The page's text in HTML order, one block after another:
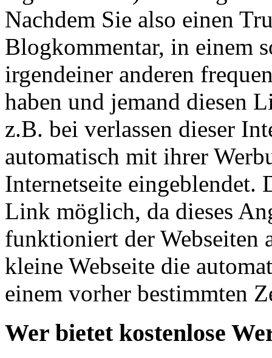
Nachdem Sie also einen
Blogkommentar, in einem
irgendeiner anderen
haben und jemand diesen
z.B. bei verlassen dieser
automatisch mit ihrer
Internetseite eingeblendet.
Link möglich, da dieses
funktioniert der Webseiten
kleine Webseite die
einem vorher bestimmten
Wer bietet kostenlose